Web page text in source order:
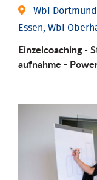
WbI
Essen, WbI
Einzel­coaching -
aufnahme -